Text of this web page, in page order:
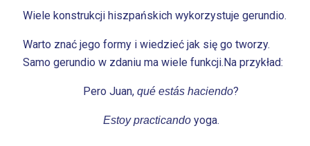
Wiele konstrukcji hiszpańskich wykorzystuje gerundio.
Warto znać jego formy i wiedzieć jak się go tworzy.
Samo gerundio w zdaniu ma wiele funkcji.Na przykład:
Pero Juan,qué estás haciendo?
Estoy practicandoyoga.